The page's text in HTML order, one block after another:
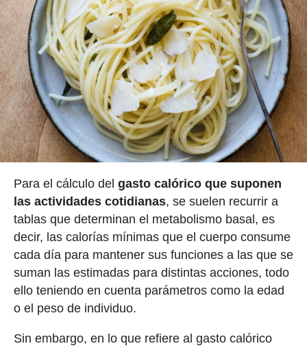
Para el cálculo del gasto calórico que suponen
las actividades cotidianas, se suelen recurrir a
tablas que determinan el metabolismo basal, es
decir, las calorías mínimas que el cuerpo consume
cada día para mantener sus funciones a las que se
suman las estimadas para distintas acciones, todo
ello teniendo en cuenta parámetros como la edad
o el peso de individuo.
Sin embargo, en lo que refiere al gasto calórico